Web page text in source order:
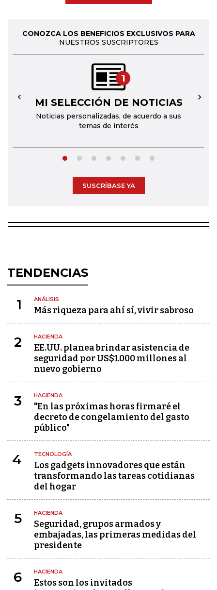
CONOZCA LOS BENEFICIOS EXCLUSIVOS PARA
NUESTROS SUSCRIPTORES
1
MI SELECCIÓN DE NOTICIAS
Noticias personalizadas, de acuerdo a sus
temas de interés
← →
SUSCRÍBASE YA
TENDENCIAS
1 ANÁLISIS
Más riqueza para ahí sí, vivir sabroso
2 HACIENDA
EE.UU. planea brindar asistencia de
seguridad por US$1.000 millones al
nuevo gobierno
3 HACIENDA
"En las próximas horas firmaré el
decreto de congelamiento del gasto
público"
4 TECNOLOGÍA
Los gadgets innovadores que están
transformando las tareas cotidianas
del hogar
5 HACIENDA
Seguridad, grupos armados y
embajadas, las primeras medidas del
presidente
6 HACIENDA
Estos son los invitados